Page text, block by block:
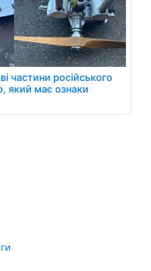
частини російського
який має ознаки